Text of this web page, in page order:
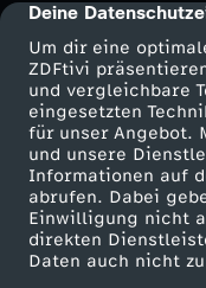
cmp-dialog-
Deine
Um dir eine
ZDFtivi
und vergleichbare
eingesetzten
für unser Angebot.
und unsere
Informationen auf
abrufen. Dabei
Einwilligung nicht
direkten
Daten auch nicht
i
s
c
h
e
Mehr ZDF
ZDF-Apps
Smart TV
ZDFtext